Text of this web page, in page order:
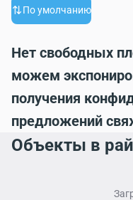
По умолчанию
Нет свободных
можем
получения
предложений
Объекты в